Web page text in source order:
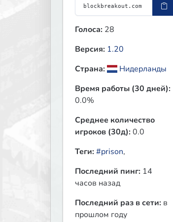
Голоса: 28
Версия: 1.20
Страна:
Нидерланды
Время работы (30 дней):
0.0%
Среднее количество
игроков (30д):0.0
Теги:#prison,
Последний пинг: 14
часов назад
Последний раз в сети: в
прошлом году